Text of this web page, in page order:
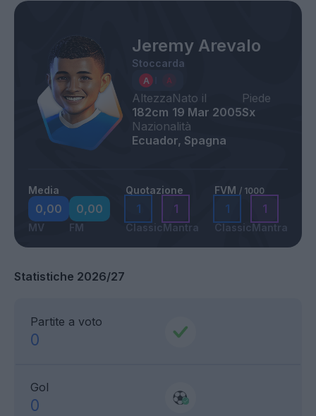
Jeremy Arevalo
Stoccarda
Altezza
182cm
Nato il
19 Mar 2005
Piede
Sx
Nazionalità
Ecuador, Spagna
Media
0,00
MV
0,00
FM
Quotazione
1
Classic
1
Mantra
FVM / 1000
1
Classic
1
Mantra
Statistiche 2026/27
Partite a voto
0
Gol
0